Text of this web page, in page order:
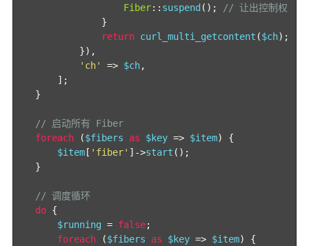
Fiber:: suspend ();
// 让出控制权
}
return curl_multi_getcontent ($ch);
}),
'ch'
=> $ch,
];
}
// 启动所有 Fiber
foreach
($fibers as $key => $item)
{
$item[ 'fiber' ]->start ();
}
// 调度循环
do {
$running = false;
foreach
($fibers as $key => $item)
{